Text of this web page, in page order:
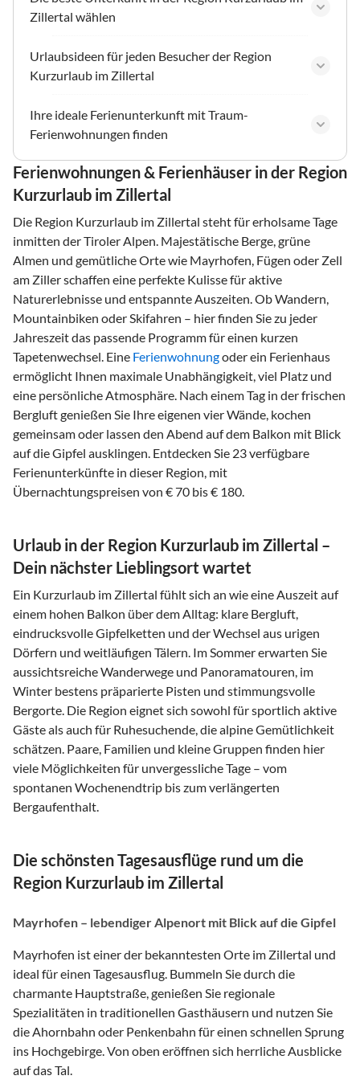
Zillertal wählen
Urlaubsideen für jeden Besucher der Region
Kurzurlaub im Zillertal
Ihre ideale Ferienunterkunft mit Traum-
Ferienwohnungen finden
Ferienwohnungen & Ferienhäuser in der Region
Kurzurlaub im Zillertal
Die Region Kurzurlaub im Zillertal steht für erholsame Tage
inmitten der Tiroler Alpen. Majestätische Berge, grüne
Almen und gemütliche Orte wie Mayrhofen, Fügen oder Zell
am Ziller schaffen eine perfekte Kulisse für aktive
Naturerlebnisse und entspannte Auszeiten. Ob Wandern,
Mountainbiken oder Skifahren – hier finden Sie zu jeder
Jahreszeit das passende Programm für einen kurzen
Tapetenwechsel. Eine Ferienwohnungoder ein Ferienhaus
ermöglicht Ihnen maximale Unabhängigkeit, viel Platz und
eine persönliche Atmosphäre. Nach einem Tag in der frischen
Bergluft genießen Sie Ihre eigenen vier Wände, kochen
gemeinsam oder lassen den Abend auf dem Balkon mit Blick
auf die Gipfel ausklingen. Entdecken Sie 23 verfügbare
Ferienunterkünfte in dieser Region, mit
Übernachtungspreisen von € 70 bis € 180.
Urlaub in der Region Kurzurlaub im Zillertal –
Dein nächster Lieblingsort wartet
Ein Kurzurlaub im Zillertal fühlt sich an wie eine Auszeit auf
einem hohen Balkon über dem Alltag: klare Bergluft,
eindrucksvolle Gipfelketten und der Wechsel aus urigen
Dörfern und weitläufigen Tälern. Im Sommer erwarten Sie
aussichtsreiche Wanderwege und Panoramatouren, im
Winter bestens präparierte Pisten und stimmungsvolle
Bergorte. Die Region eignet sich sowohl für sportlich aktive
Gäste als auch für Ruhesuchende, die alpine Gemütlichkeit
schätzen. Paare, Familien und kleine Gruppen finden hier
viele Möglichkeiten für unvergessliche Tage – vom
spontanen Wochenendtrip bis zum verlängerten
Bergaufenthalt.
Die schönsten Tagesausflüge rund um die
Region Kurzurlaub im Zillertal
Mayrhofen – lebendiger Alpenort mit Blick auf die Gipfel
Mayrhofen ist einer der bekanntesten Orte im Zillertal und
ideal für einen Tagesausflug. Bummeln Sie durch die
charmante Hauptstraße, genießen Sie regionale
Spezialitäten in traditionellen Gasthäusern und nutzen Sie
die Ahornbahn oder Penkenbahn für einen schnellen Sprung
ins Hochgebirge. Von oben eröffnen sich herrliche Ausblicke
auf das Tal.